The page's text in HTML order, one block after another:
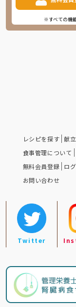
※すべての機
レシピを探す 献
食事管理について
無料会員登録 ロ
お問い合わせ
Twitter